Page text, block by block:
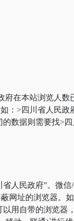
府在本站浏览人数
：>四川省人民
数据则需要找>
人民政府”。微
网址的浏览器。
用自带的浏览器